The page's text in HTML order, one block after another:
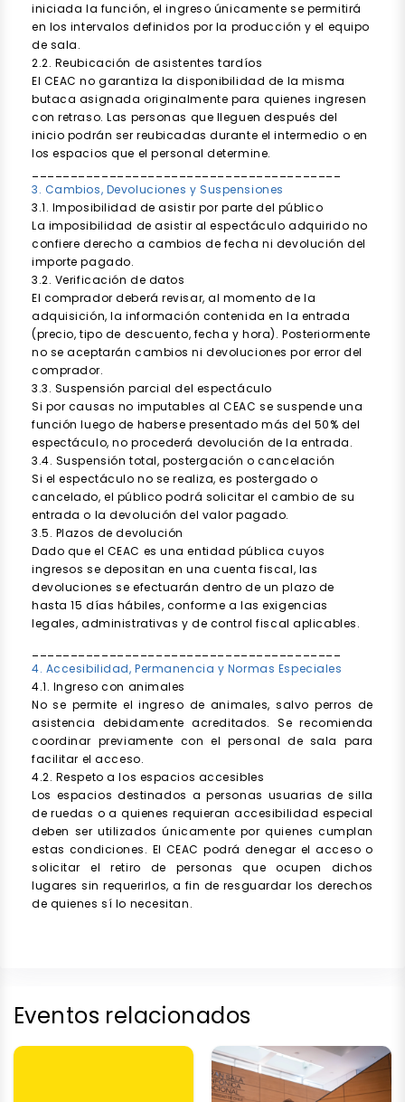
iniciada la función, el ingreso únicamente se permitirá
en los intervalos definidos por la producción y el equipo
de sala.
2.2. Reubicación de asistentes tardíos
El CEAC no garantiza la disponibilidad de la misma
butaca asignada originalmente para quienes ingresen
con retraso. Las personas que lleguen después del
inicio podrán ser reubicadas durante el intermedio o en
los espacios que el personal determine.
3. Cambios, Devoluciones y Suspensiones
3.1. Imposibilidad de asistir por parte del público
La imposibilidad de asistir al espectáculo adquirido no
confiere derecho a cambios de fecha ni devolución del
importe pagado.
3.2. Verificación de datos
El comprador deberá revisar, al momento de la
adquisición, la información contenida en la entrada
(precio, tipo de descuento, fecha y hora). Posteriormente
no se aceptarán cambios ni devoluciones por error del
comprador.
3.3. Suspensión parcial del espectáculo
Si por causas no imputables al CEAC se suspende una
función luego de haberse presentado más del 50% del
espectáculo, no procederá devolución de la entrada.
3.4. Suspensión total, postergación o cancelación
Si el espectáculo no se realiza, es postergado o
cancelado, el público podrá solicitar el cambio de su
entrada o la devolución del valor pagado.
3.5. Plazos de devolución
Dado que el CEAC es una entidad pública cuyos
ingresos se depositan en una cuenta fiscal, las
devoluciones se efectuarán dentro de un plazo de
hasta 15 días hábiles, conforme a las exigencias
legales, administrativas y de control fiscal aplicables.
4. Accesibilidad, Permanencia y Normas Especiales
4.1. Ingreso con animales
No se permite el ingreso de animales, salvo perros de
asistencia debidamente acreditados. Se recomienda
coordinar previamente con el personal de sala para
facilitar el acceso.
4.2. Respeto a los espacios accesibles
Los espacios destinados a personas usuarias de silla
de ruedas o a quienes requieran accesibilidad especial
deben ser utilizados únicamente por quienes cumplan
estas condiciones. El CEAC podrá denegar el acceso o
solicitar el retiro de personas que ocupen dichos
lugares sin requerirlos, a fin de resguardar los derechos
de quienes sí lo necesitan.
Eventos relacionados